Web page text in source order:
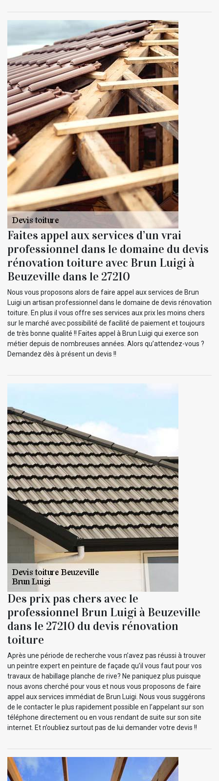
Faites appel aux services d’un vrai
professionnel dans le domaine du devis
rénovation toiture avec Brun Luigi à
Beuzeville dans le 27210
Nous vous proposons alors de faire appel aux services de Brun
Luigi un artisan professionnel dans le domaine de devis rénovation
toiture. En plus il vous offre ses services aux prix les moins chers
sur le marché avec possibilité de facilité de paiement et toujours
de très bonne qualité !! Faites appel à Brun Luigi qui exerce son
métier depuis de nombreuses années. Alors qu’attendez-vous ?
Demandez dès à présent un devis !!
Des prix pas chers avec le
professionnel Brun Luigi à Beuzeville
dans le 27210 du devis rénovation
toiture
Après une période de recherche vous n’avez pas réussi à trouver
un peintre expert en peinture de façade qu’il vous faut pour vos
travaux de habillage planche de rive? Ne paniquez plus puisque
nous avons cherché pour vous et nous vous proposons de faire
appel aux services immédiat de Brun Luigi. Nous vous suggérons
de le contacter le plus rapidement possible en l’appelant sur son
téléphone directement ou en vous rendant de suite sur son site
internet. Et n’oubliez surtout pas de lui demander votre devis !!